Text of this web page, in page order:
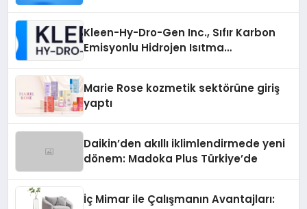
Kleen-Hy-Dro-Gen Inc., Sıfır Karbon
Emisyonlu Hidrojen Isıtma
Marie Rose kozmetik sektörüne giriş
yaptı
Daikin’den akıllı iklimlendirmede yeni
dönem: Madoka Plus Türkiye’de
İç Mimar ile Çalışmanın Avantajları: